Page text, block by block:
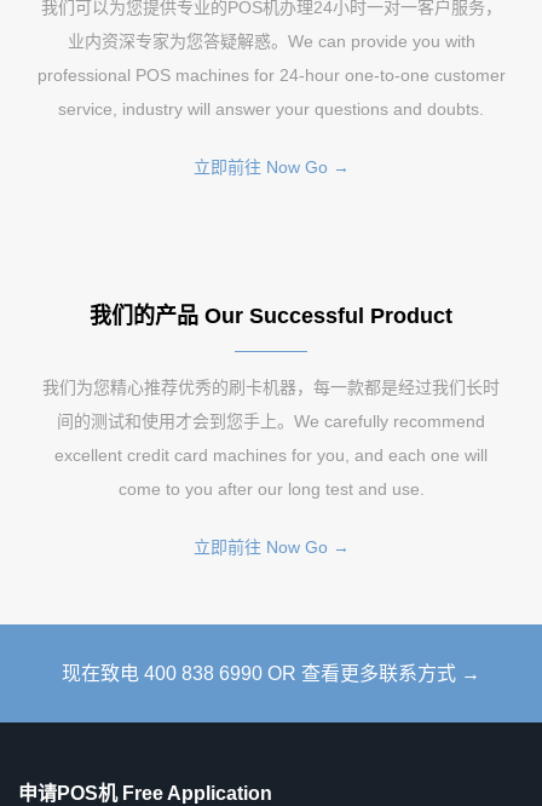
我们可以为您提供专业的POS机办理24小时一对一客户服务，
业内资深专家为您答疑解惑。We can provide you with
professional POS machines for 24-hour one-to-one customer
service, industry will answer your questions and doubts.
立即前往 Now Go →
我们的产品 Our Successful Product
我们为您精心推荐优秀的刷卡机器，每一款都是经过我们长时
间的测试和使用才会到您手上。We carefully recommend
excellent credit card machines for you, and each one will
come to you after our long test and use.
立即前往 Now Go →
现在致电 400 838 6990 OR 查看更多联系方式 →
申请POS机 Free Application